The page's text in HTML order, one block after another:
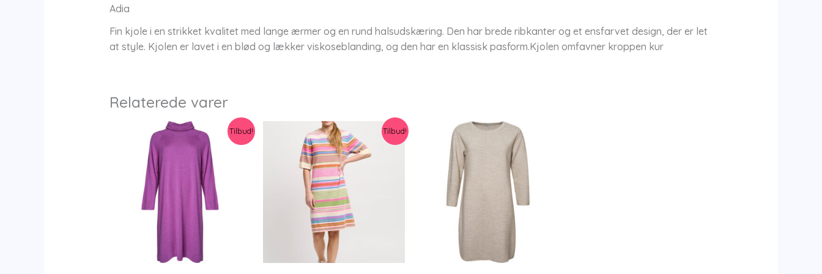
Adia
Fin kjole i en strikket kvalitet med lange ærmer og en rund halsudskæring. Den har brede ribkanter og et ensfarvet design, der er let
at style. Kjolen er lavet i en blød og lækker viskoseblanding, og den har en klassisk pasform.Kjolen omfavner kroppen kur
Relaterede varer
Tilbud! Tilbud!